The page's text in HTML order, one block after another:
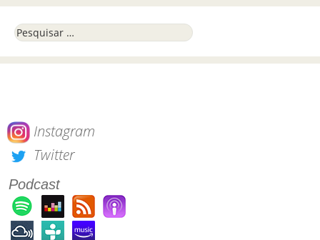
Pesquisar por:
Instagram
Twitter
Podcast